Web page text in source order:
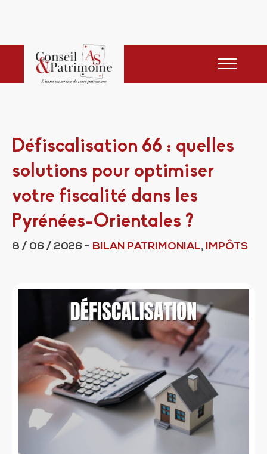
Défiscalisation 66 : quelles
solutions pour optimiser
votre fiscalité dans les
Pyrénées-Orientales ?
8 / 06 / 2026 - BILAN PATRIMONIAL, IMPÔTS